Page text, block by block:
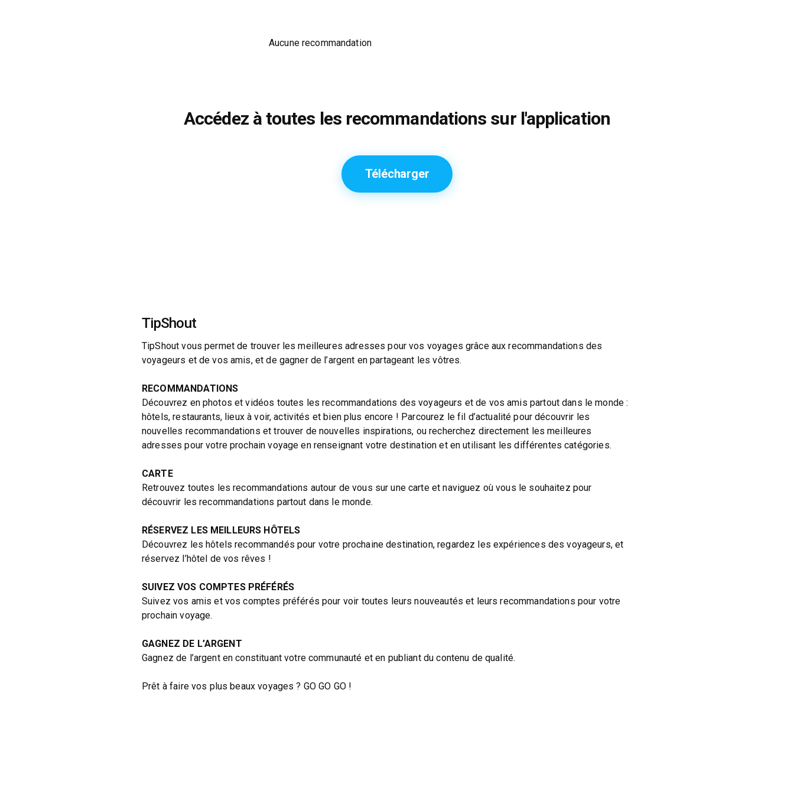
Aucune recommandation
Accédez à toutes les recommandations sur l'application
Télécharger
TipShout
TipShout vous permet de trouver les meilleures adresses pour vos voyages grâce aux recommandations des
voyageurs et de vos amis, et de gagner de l’argent en partageant les vôtres.
RECOMMANDATIONS
Découvrez en photos et vidéos toutes les recommandations des voyageurs et de vos amis partout dans le monde :
hôtels, restaurants, lieux à voir, activités et bien plus encore ! Parcourez le fil d’actualité pour découvrir les
nouvelles recommandations et trouver de nouvelles inspirations, ou recherchez directement les meilleures
adresses pour votre prochain voyage en renseignant votre destination et en utilisant les différentes catégories.
CARTE
Retrouvez toutes les recommandations autour de vous sur une carte et naviguez où vous le souhaitez pour
découvrir les recommandations partout dans le monde.
RÉSERVEZ LES MEILLEURS HÔTELS
Découvrez les hôtels recommandés pour votre prochaine destination, regardez les expériences des voyageurs, et
réservez l’hôtel de vos rêves !
SUIVEZ VOS COMPTES PRÉFÉRÉS
Suivez vos amis et vos comptes préférés pour voir toutes leurs nouveautés et leurs recommandations pour votre
prochain voyage.
GAGNEZ DE L’ARGENT
Gagnez de l’argent en constituant votre communauté et en publiant du contenu de qualité.
Prêt à faire vos plus beaux voyages ? GO GO GO !